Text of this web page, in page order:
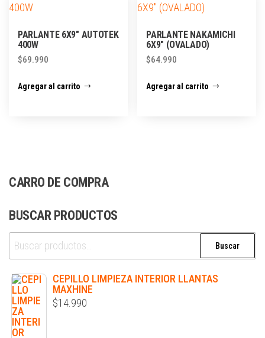
PARLANTE 6X9″ AUTOTEK
400W
$69.990
Agregar al carrito
PARLANTE NAKAMICHI
6X9″ (OVALADO)
$64.990
Agregar al carrito
CARRO DE COMPRA
BUSCAR PRODUCTOS
Buscar
CEPILLO LIMPIEZA INTERIOR LLANTAS
MAXHINE
$14.990